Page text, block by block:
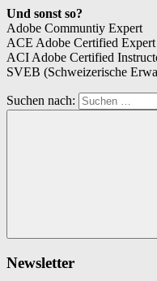
Und sonst so?
Adobe Communtiy Expert
ACE Adobe Certified Expert
ACI Adobe Certified
SVEB (Schweizerische
Suchen nach:
Newsletter